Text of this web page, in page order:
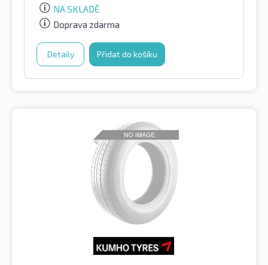
NA SKLADĚ
Doprava zdarma
Detaily Přidat do košíku